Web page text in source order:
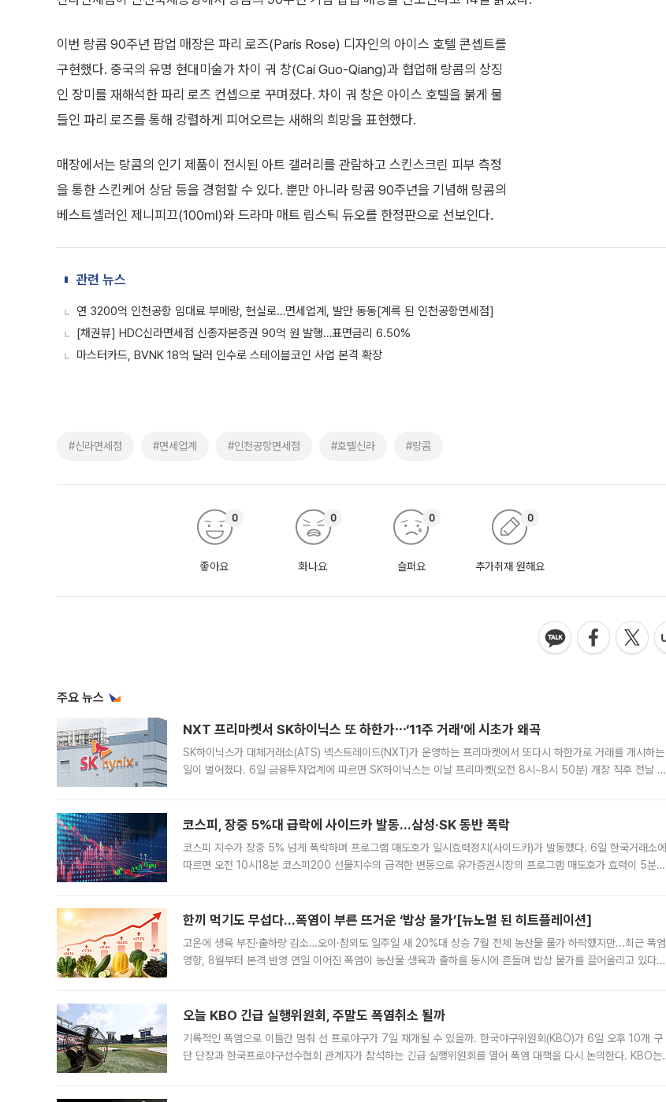
이번 랑콤 90주년 팝업 매장은 파리 로즈(Paris Rose) 디자인의 아이스 호텔 콘셉트를
구현했다. 중국의 유명 현대미술가 차이 궈 창(Cai Guo-Qiang)과 협업해 랑콤의 상징
인 장미를 재해석한 파리 로즈 컨셉으로 꾸며졌다. 차이 궈 창은 아이스 호텔을 붉게 물
들인 파리 로즈를 통해 강렬하게 피어오르는 새해의 희망을 표현했다.
매장에서는 랑콤의 인기 제품이 전시된 아트 갤러리를 관람하고 스킨스크린 피부 측정
을 통한 스킨케어 상담 등을 경험할 수 있다. 뿐만 아니라 랑콤 90주년을 기념해 랑콤의
베스트셀러인 제니피끄(100㎖)와 드라마 매트 립스틱 듀오를 한정판으로 선보인다.
관련 뉴스
연 3200억 인천공항 임대료 부메랑, 현실로…면세업계, 발만 동동[계륵 된 인천공항면세점]
[채권뷰] HDC신라면세점 신종자본증권 90억 원 발행…표면금리 6.50%
마스터카드, BVNK 18억 달러 인수로 스테이블코인 사업 본격 확장
#신라면세점 #면세업계 #인천공항면세점 #호텔신라 #랑콤
좋아요
0
화나요
0
슬퍼요
0
추가취재 원해요
0
주요 뉴스
NXT 프리마켓서 SK하이닉스 또 하한가⋯‘11주 거래’에 시초가 왜곡
SK하이닉스가 대체거래소(ATS) 넥스트레이드(NXT)가 운영하는 프리마켓에서 또다시 하한가로 거래를 개시하는
일이 벌어졌다. 6일 금융투자업계에 따르면 SK하이닉스는 이날 프리마켓(오전 8시~8시 50분) 개장 직후 전날 정
코스피, 장중 5%대 급락에 사이드카 발동…삼성·SK 동반 폭락
코스피 지수가 장중 5% 넘게 폭락하며 프로그램 매도호가 일시효력정지(사이드카)가 발동했다. 6일 한국거래소에
따르면 오전 10시18분 코스피200 선물지수의 급격한 변동으로 유가증권시장의 프로그램 매도호가 효력이 5분간
한끼 먹기도 무섭다...폭염이 부른 뜨거운 ‘밥상 물가’[뉴노멀 된 히트플레이션]
고온에 생육 부진·출하량 감소…오이·참외도 일주일 새 20%대 상승 7월 전체 농산물 물가 하락했지만...최근 폭염
영향, 8월부터 본격 반영 연일 이어진 폭염이 농산물 생육과 출하를 동시에 흔들며 밥상 물가를 끌어올리고 있다.
오늘 KBO 긴급 실행위원회, 주말도 폭염취소 될까
기록적인 폭염으로 이틀간 멈춰 선 프로야구가 7일 재개될 수 있을까. 한국야구위원회(KBO)가 6일 오후 10개 구
단 단장과 한국프로야구선수협회 관계자가 참석하는 긴급 실행위원회를 열어 폭염 대책을 다시 논의한다. KBO는